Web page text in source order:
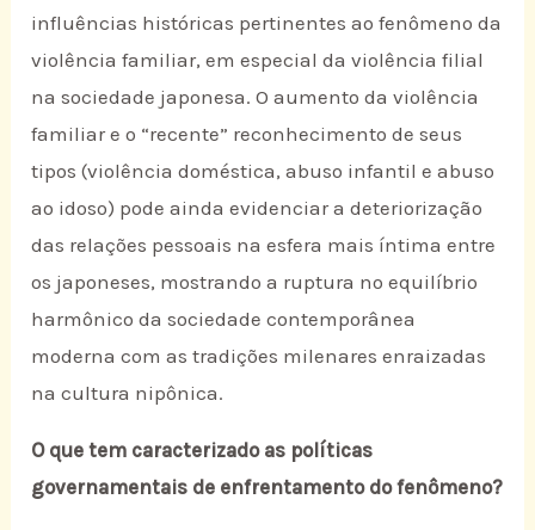
influências históricas pertinentes ao fenômeno da
violência familiar, em especial da violência filial
na sociedade japonesa. O aumento da violência
familiar e o “recente” reconhecimento de seus
tipos (violência doméstica, abuso infantil e abuso
ao idoso) pode ainda evidenciar a deteriorização
das relações pessoais na esfera mais íntima entre
os japoneses, mostrando a ruptura no equilíbrio
harmônico da sociedade contemporânea
moderna com as tradições milenares enraizadas
na cultura nipônica.
O que tem caracterizado as políticas
governamentais de enfrentamento do fenômeno?